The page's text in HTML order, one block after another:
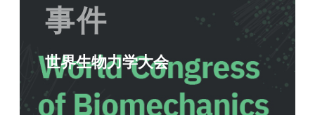
事件
世界生物力学大会